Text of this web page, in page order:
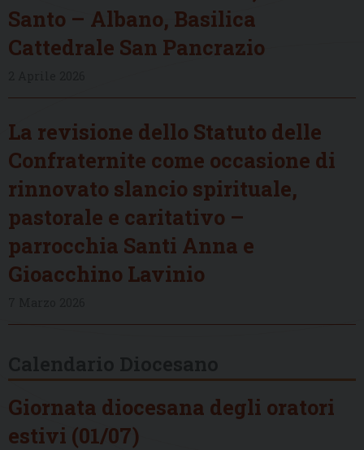
Santo – Albano, Basilica
Cattedrale San Pancrazio
La revisione dello Statuto delle
Confraternite come occasione di
rinnovato slancio spirituale,
pastorale e caritativo –
parrocchia Santi Anna e
Gioacchino Lavinio
Giornata diocesana degli oratori
estivi (01/07)